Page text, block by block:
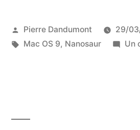
Publié
par
Pierre Dandumont 29/
Étiquettes :
Mac OS 9, Nanosaur Un